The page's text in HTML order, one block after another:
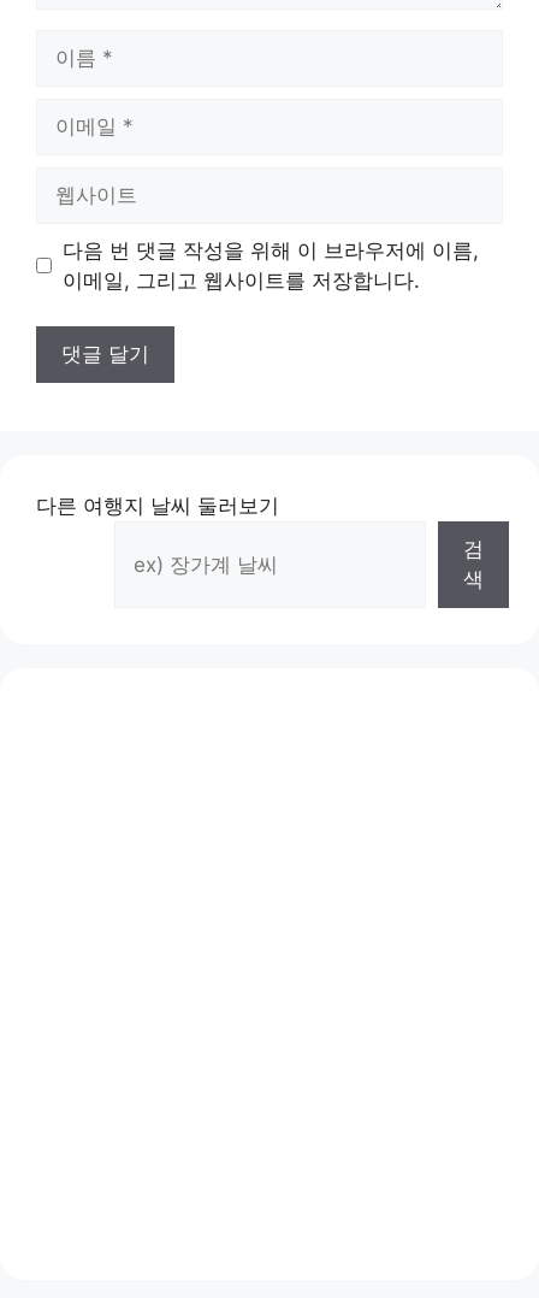
트
다음 번 댓글 작성을 위해 이 브라우저에 이름,
이메일, 그리고 웹사이트를 저장합니다.
다른 여행지 날씨 둘러보기
검
색